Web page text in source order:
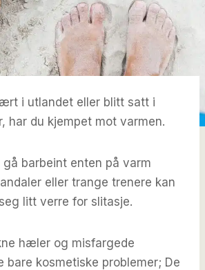
i utlandet eller blitt satt i
har du kjempet mot varmen.
gå barbeint enten på varm
eller trange trenere kan
litt verre for slitasje.
hæler og misfargede
bare kosmetiske problemer; De